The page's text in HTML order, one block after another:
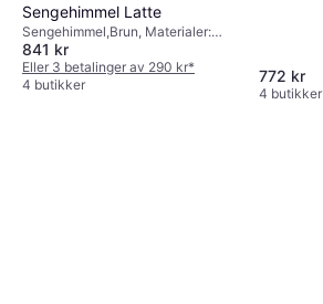
Sengehimmel Latte
Sengehimmel,Brun, Materialer:
Metall, Bomull
841 kr
Eller 3 betalinger av 290 kr*
4 butikker
772 kr
4 butikker